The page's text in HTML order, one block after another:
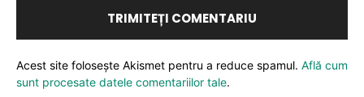
Acest site folosește Akismet pentru a reduce spamul. Află cum
sunt procesate datele comentariilor tale.